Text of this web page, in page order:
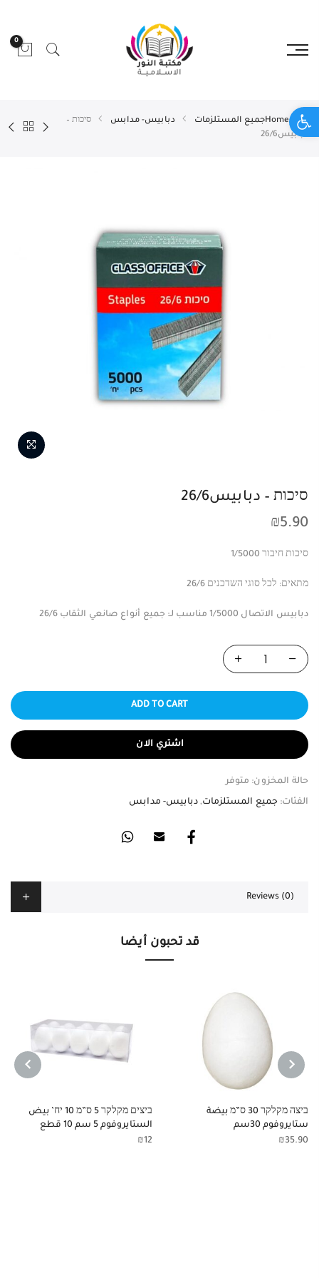
Open toolbar
0
Homeجميع المستلزمات دبابيس- مدابس
סיכות –
دبابيس26/6
סיכות – دبابيس26/6
₪5.90
סיכות חיבור 1/5000
מתאים: לכל סוגי השדכנים 26/6
دبابيس الاتصال 1/5000 مناسب لـ: جميع أنواع صانعي الثقاب 26/6
ADD TO CART
اشتري الان
حالة المخزون: متوفر
الفئات: جميع المستلزمات, دبابيس- مدابس
Reviews (0)
قد تحبون أيضا
ביצה מקלקר 30 ס”מ بيضة
ستايروفوم 30سم
₪35.90
ביצים מקלקר 5 ס”מ 10 יח’ بيض
الستايروفوم 5 سم 10 قطع
₪12